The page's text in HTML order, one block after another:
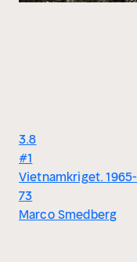
3.8
#1
Vietnamkriget. 1965-
73
Marco Smedberg